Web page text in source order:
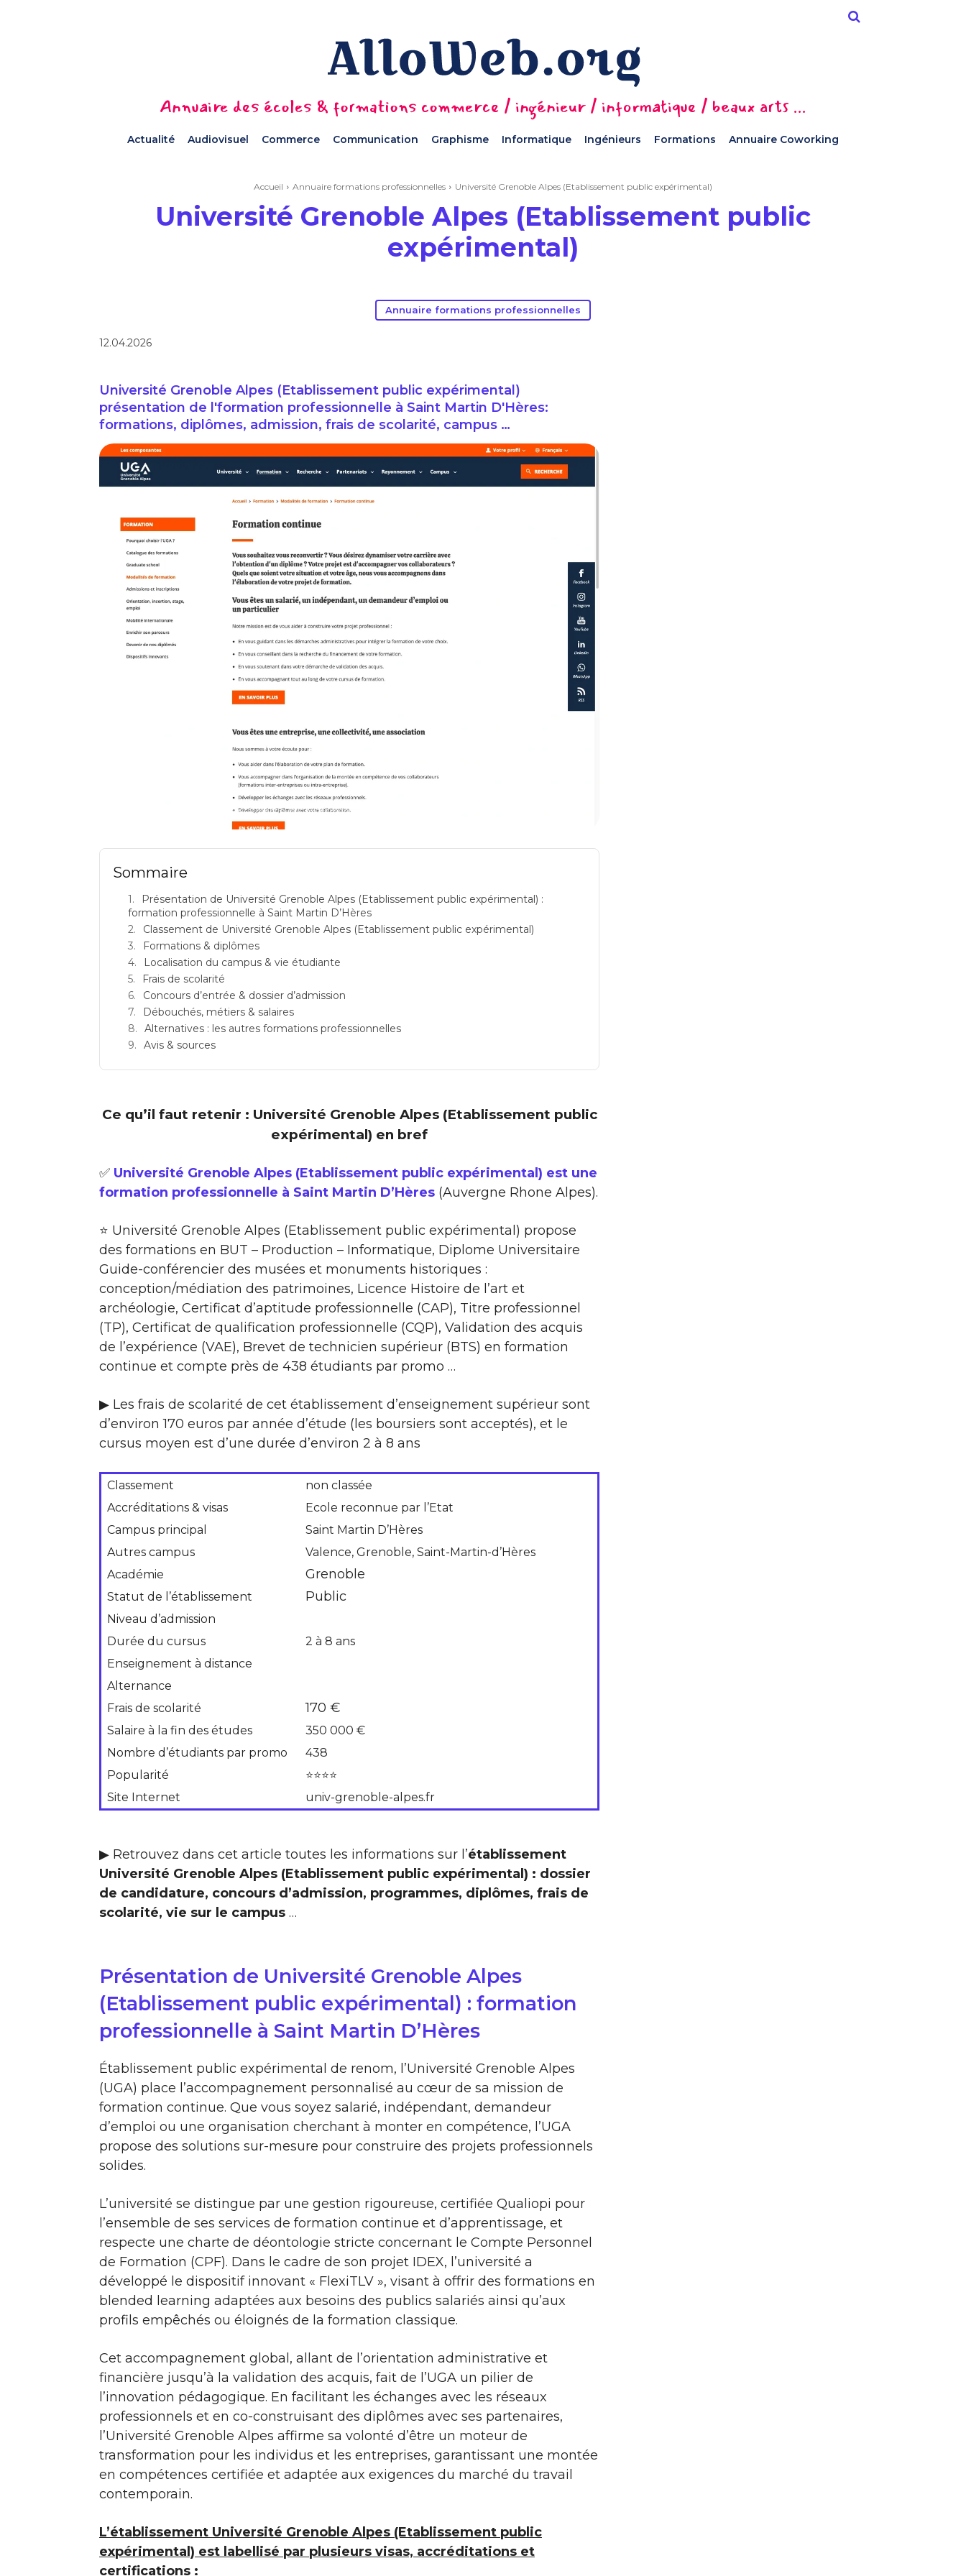
Annuaire des écoles & formations commerce / ingénieur / informatique / beaux arts ...
Actualité Audiovisuel Commerce Communication Graphisme Informatique Ingénieurs Formations Annuaire Coworking
Accueil Annuaire formations professionnelles Université Grenoble Alpes (Etablissement public expérimental)
Université Grenoble Alpes (Etablissement public
expérimental)
Annuaire formations professionnelles
12.04.2026
Université Grenoble Alpes (Etablissement public expérimental)
présentation de l'formation professionnelle à Saint Martin D'Hères:
formations, diplômes, admission, frais de scolarité, campus …
Université Grenoble Alpes (Etablissement public expérimental) présentation de l'formation professionnelle à Saint Martin
Sommaire
Présentation de Université Grenoble Alpes (Etablissement public expérimental) :
formation professionnelle à Saint Martin D’Hères
Classement de Université Grenoble Alpes (Etablissement public expérimental)
Formations & diplômes
Localisation du campus & vie étudiante
Frais de scolarité
Concours d’entrée & dossier d’admission
Débouchés, métiers & salaires
Alternatives : les autres formations professionnelles
Avis & sources
Ce qu’il faut retenir : Université Grenoble Alpes (Etablissement public
expérimental) en bref
✅ Université Grenoble Alpes (Etablissement public expérimental) est une
formation professionnelle à Saint Martin D’Hères (Auvergne Rhone Alpes).
⭐ Université Grenoble Alpes (Etablissement public expérimental) propose
des formations en BUT – Production – Informatique, Diplome Universitaire
Guide-conférencier des musées et monuments historiques :
conception/médiation des patrimoines, Licence Histoire de l’art et
archéologie, Certificat d’aptitude professionnelle (CAP), Titre professionnel
(TP), Certificat de qualification professionnelle (CQP), Validation des acquis
de l’expérience (VAE), Brevet de technicien supérieur (BTS) en formation
continue et compte près de 438 étudiants par promo …
▶ Les frais de scolarité de cet établissement d’enseignement supérieur sont
d’environ 170 euros par année d’étude (les boursiers sont acceptés), et le
cursus moyen est d’une durée d’environ 2 à 8 ans
Classement
non classée
Accréditations & visas
Ecole reconnue par l’Etat
Campus principal
Saint Martin D’Hères
Autres campus
Valence, Grenoble, Saint-Martin-d’Hères
Académie
Grenoble
Statut de l’établissement Public
Niveau d’admission
Durée du cursus
2 à 8 ans
Enseignement à distance
Alternance
Frais de scolarité
170 €
Salaire à la fin des études
350 000 €
Nombre d’étudiants par promo
438
Popularité
⭐⭐⭐⭐
Site Internet
univ-grenoble-alpes.fr
▶ Retrouvez dans cet article toutes les informations sur l’établissement
Université Grenoble Alpes (Etablissement public expérimental) : dossier
de candidature, concours d’admission, programmes, diplômes, frais de
scolarité, vie sur le campus …
Présentation de Université Grenoble Alpes
(Etablissement public expérimental) : formation
professionnelle à Saint Martin D’Hères
Établissement public expérimental de renom, l’Université Grenoble Alpes
(UGA) place l’accompagnement personnalisé au cœur de sa mission de
formation continue. Que vous soyez salarié, indépendant, demandeur
d’emploi ou une organisation cherchant à monter en compétence, l’UGA
propose des solutions sur-mesure pour construire des projets professionnels
solides.
L’université se distingue par une gestion rigoureuse, certifiée Qualiopi pour
l’ensemble de ses services de formation continue et d’apprentissage, et
respecte une charte de déontologie stricte concernant le Compte Personnel
de Formation (CPF). Dans le cadre de son projet IDEX, l’université a
développé le dispositif innovant « FlexiTLV », visant à offrir des formations en
blended learning adaptées aux besoins des publics salariés ainsi qu’aux
profils empêchés ou éloignés de la formation classique.
Cet accompagnement global, allant de l’orientation administrative et
financière jusqu’à la validation des acquis, fait de l’UGA un pilier de
l’innovation pédagogique. En facilitant les échanges avec les réseaux
professionnels et en co-construisant des diplômes avec ses partenaires,
l’Université Grenoble Alpes affirme sa volonté d’être un moteur de
transformation pour les individus et les entreprises, garantissant une montée
en compétences certifiée et adaptée aux exigences du marché du travail
contemporain.
L’établissement Université Grenoble Alpes (Etablissement public
expérimental) est labellisé par plusieurs visas, accréditations et
certifications :